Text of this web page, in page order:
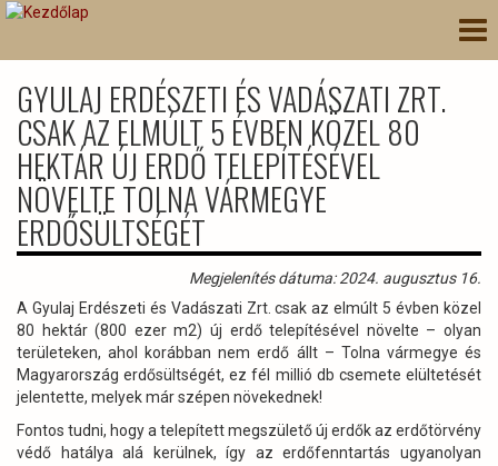
Ugrás
GYULAJ ERDÉSZETI ÉS VADÁSZATI ZRT.
CSAK AZ ELMÚLT 5 ÉVBEN KÖZEL 80
HEKTÁR ÚJ ERDŐ TELEPÍTÉSÉVEL
NÖVELTE TOLNA VÁRMEGYE
ERDŐSÜLTSÉGÉT
Megjelenítés dátuma: 2024. augusztus 16.
A Gyulaj Erdészeti és Vadászati Zrt. csak az elmúlt 5 évben közel
80 hektár (800 ezer m2) új erdő telepítésével növelte – olyan
területeken, ahol korábban nem erdő állt – Tolna vármegye és
Magyarország erdősültségét, ez fél millió db csemete elültetését
jelentette, melyek már szépen növekednek!
Fontos tudni, hogy a telepített megszülető új erdők az erdőtörvény
védő hatálya alá kerülnek, így az erdőfenntartás ugyanolyan